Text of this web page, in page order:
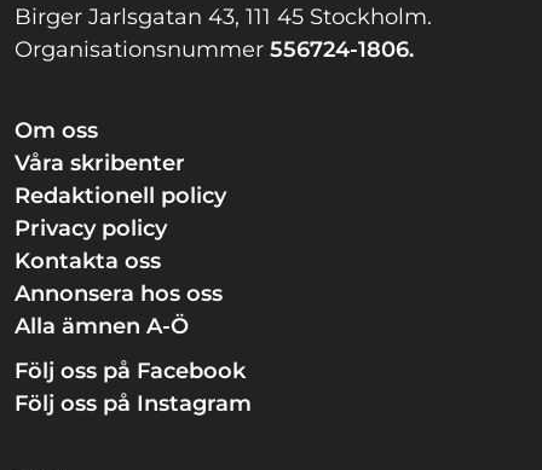
Birger Jarlsgatan 43, 111 45 Stockholm.
Organisationsnummer 556724-1806.
Om oss
Våra skribenter
Redaktionell policy
Privacy policy
Kontakta oss
Annonsera hos oss
Alla ämnen A-Ö
Följ oss på Facebook
Följ oss på Instagram